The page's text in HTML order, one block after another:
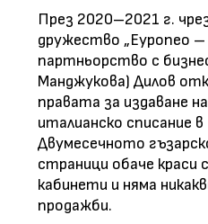
През 2020–2021 г.
дружество „Еуропео –
партньорство с
Манджукова) Дилов
правата за издаване
италианско списание в
Двумесечното
страници обаче краси
кабинети и няма
продажби.